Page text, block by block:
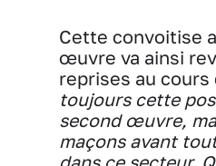
Cette convoitise
œuvre va ainsi
reprises au cours
toujours cette
second œuvre,
maçons avant
dans ce secteur.